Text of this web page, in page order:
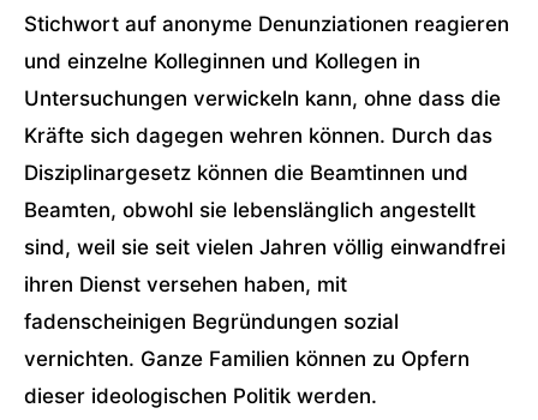
Stichwort auf anonyme Denunziationen reagieren
und einzelne Kolleginnen und Kollegen in
Untersuchungen verwickeln kann, ohne dass die
Kräfte sich dagegen wehren können. Durch das
Disziplinargesetz können die Beamtinnen und
Beamten, obwohl sie lebenslänglich angestellt
sind, weil sie seit vielen Jahren völlig einwandfrei
ihren Dienst versehen haben, mit
fadenscheinigen Begründungen sozial
vernichten. Ganze Familien können zu Opfern
dieser ideologischen Politik werden.